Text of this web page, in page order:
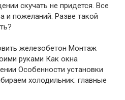
скучать не придется. Все
и пожеланий. Разве такой
железобетон Монтаж
руками Как окна
Особенности установки
холодильник: главные